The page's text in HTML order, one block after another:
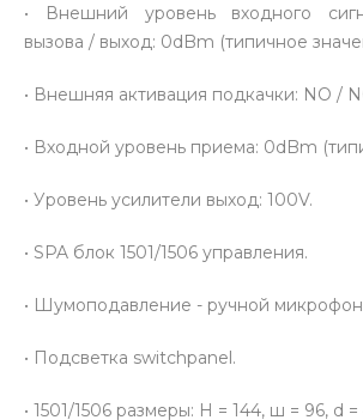
• Внешний уровень входного
вызова / выход: 0dBm (типичное
• Внешняя активация подкачки: NO /
• Входной уровень приема: 0dBm
• Уровень усилители выход: 100V.
• SPA блок 1501/1506 управления.
• Шумоподавление - ручной
• Подсветка switchpanel.
• 1501/1506 размеры: Н = 144, ш = 96, d